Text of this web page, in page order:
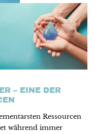
– EINE DER
Ressourcen
während immer